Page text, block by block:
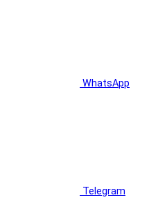
WhatsApp
Telegram